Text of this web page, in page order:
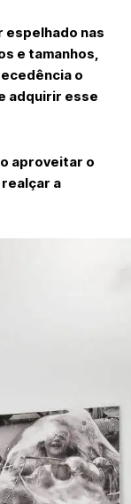
espelhado nas
e tamanhos,
o
adquirir esse
aproveitar o
a